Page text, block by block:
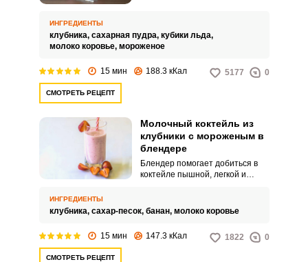
дробленый лед.
ИНГРЕДИЕНТЫ
клубника, сахарная пудра, кубики льда,
молоко коровье, мороженое
15 мин 188.3 кКал 5177 0
СМОТРЕТЬ РЕЦЕПТ
Молочный коктейль из
клубники с мороженым в
блендере
Блендер помогает добиться в
коктейле пышной, легкой и
сверху. К тому же его мощность
взбивать холодное мороженое.
ИНГРЕДИЕНТЫ
клубника, сахар-песок, банан, молоко коровье
15 мин 147.3 кКал 1822 0
СМОТРЕТЬ РЕЦЕПТ